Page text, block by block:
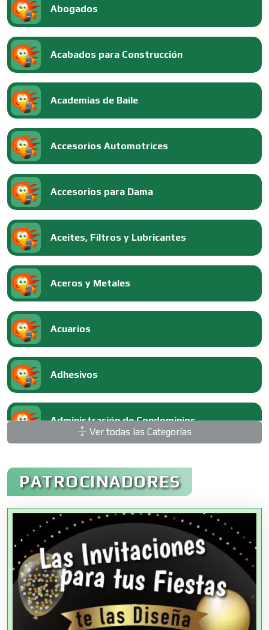
Abogados
Acabados para Construcción
Academias de Baile
Accesorios Automotrices
Accesorios para Dama
Aceites, Filtros y Lubricantes
Aceros y Metales
Acuarios
Adhesivos
Administración de Condominios
Administración de Empresas
Agencias Aduanales
Agencias de Autos
Agencias de Cobranza
Ver todas las Categorías
PATROCINADORES